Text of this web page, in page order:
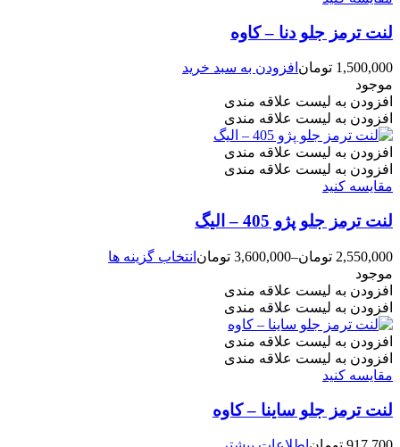
لنت ترمز جلو دنا – کاوه
1,500,000 تومان افزودن به سبد خرید
موجود
افزودن به لیست علاقه مندی
افزودن به لیست علاقه مندی
افزودن به لیست علاقه مندی
افزودن به لیست علاقه مندی
مقایسه کنید
لنت ترمز جلو پژو 405 – الیگ
2,550,000 تومان–
3,600,000 تومان انتخاب گزینه ها
موجود
افزودن به لیست علاقه مندی
افزودن به لیست علاقه مندی
افزودن به لیست علاقه مندی
افزودن به لیست علاقه مندی
مقایسه کنید
لنت ترمز جلو ساینا – کاوه